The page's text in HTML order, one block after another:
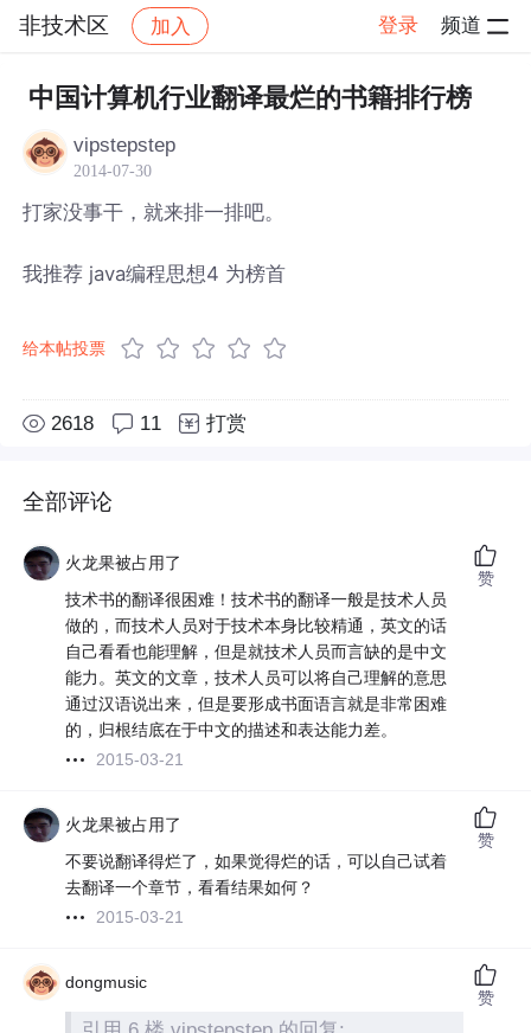
非技术区 加入 登录 频道
社区 非技术区 帖子详情
中国计算机行业翻译最烂的书籍排行榜
vipstepstep
2014-07-30
打家没事干，就来排一排吧。
我推荐 java编程思想4 为榜首
给本帖投票
2618 11 打赏
全部评论
火龙果被占用了
技术书的翻译很困难！技术书的翻译一般是技术人员
做的，而技术人员对于技术本身比较精通，英文的话
自己看看也能理解，但是就技术人员而言缺的是中文
能力。英文的文章，技术人员可以将自己理解的意思
通过汉语说出来，但是要形成书面语言就是非常困难
的，归根结底在于中文的描述和表达能力差。
2015-03-21
赞
火龙果被占用了
不要说翻译得烂了，如果觉得烂的话，可以自己试着
去翻译一个章节，看看结果如何？
2015-03-21
赞
dongmusic
赞